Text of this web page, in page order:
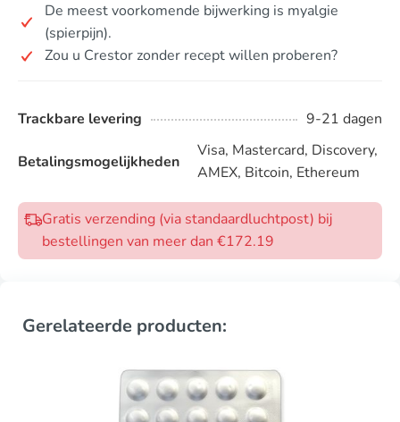
De meest voorkomende bijwerking is myalgie
(spierpijn).
Zou u Crestor zonder recept willen proberen?
Trackbare levering 9-21 dagen
Betalingsmogelijkheden
Visa, Mastercard, Discovery,
AMEX, Bitcoin, Ethereum
Gratis verzending (via standaardluchtpost) bij
bestellingen van meer dan €172.19
Gerelateerde producten: